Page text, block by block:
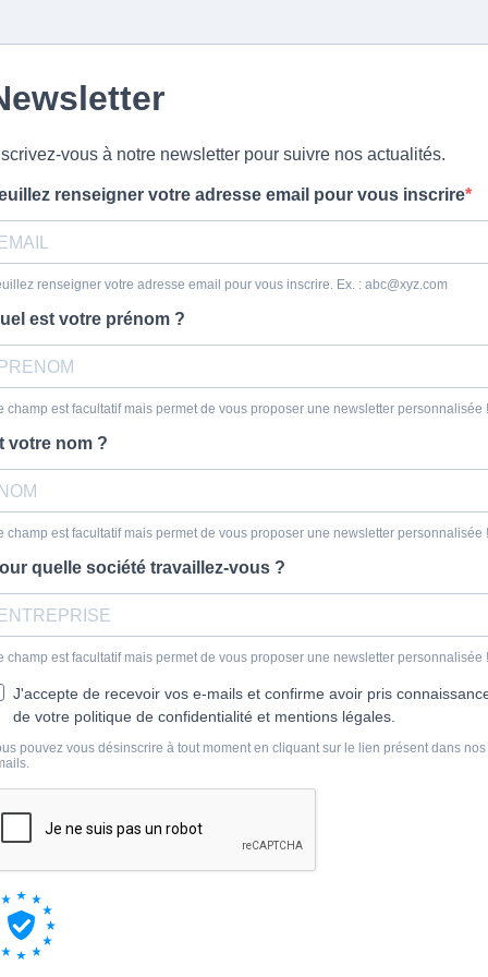
vous à notre newsletter pour suivre nos actualités.
renseigner votre adresse email pour vous inscrire
renseigner votre adresse email pour vous inscrire. Ex. : abc@xyz.com
est votre prénom ?
champ est facultatif mais permet de vous proposer une newsletter personnalisée !
votre nom ?
champ est facultatif mais permet de vous proposer une newsletter personnalisée !
quelle société travaillez-vous ?
champ est facultatif mais permet de vous proposer une newsletter personnalisée !
J'accepte de recevoir vos e-mails et confirme avoir pris
de votre politique de confidentialité et mentions légales.
pouvez vous désinscrire à tout moment en cliquant sur le lien présent dans nos